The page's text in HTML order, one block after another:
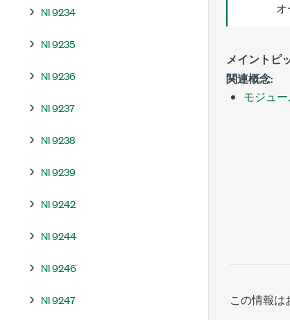
NI 9234
NI 9235
NI 9236
NI 9237
NI 9238
NI 9239
NI 9242
NI 9244
NI 9246
NI 9247
オ
メイントピ
関連概念:
モジュ
この情報は